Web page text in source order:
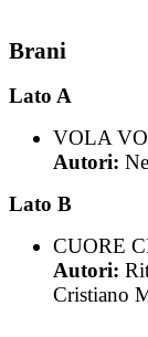
Brani
Lato A
VOLA
Autori:
Lato B
CUORE
Autori:
Cristiano